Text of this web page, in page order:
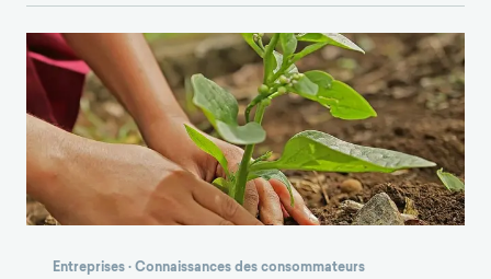
Entreprises·Connaissances des consommateurs